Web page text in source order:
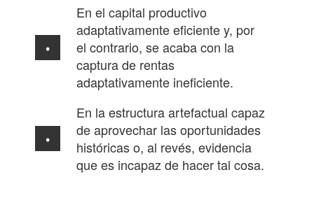
En el capital productivo
adaptativamente eficiente y, por
el contrario, se acaba con la
captura de rentas
adaptativamente ineficiente.
En la estructura artefactual capaz
de aprovechar las oportunidades
históricas o, al revés, evidencia
que es incapaz de hacer tal cosa.